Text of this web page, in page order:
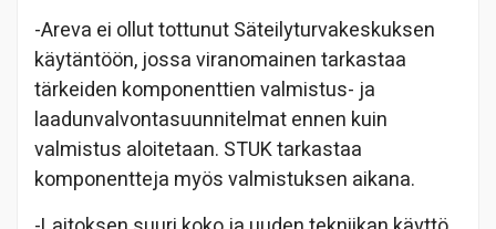
-Areva ei ollut tottunut Säteilyturvakeskuksen
käytäntöön, jossa viranomainen tarkastaa
tärkeiden komponenttien valmistus- ja
laadunvalvontasuunnitelmat ennen kuin
valmistus aloitetaan. STUK tarkastaa
komponentteja myös valmistuksen aikana.